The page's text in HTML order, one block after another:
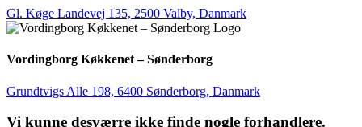
Gl. Køge Landevej 135, 2500 Valby, Danmark
Vordingborg Køkkenet – Sønderborg
Grundtvigs Alle 198, 6400 Sønderborg, Danmark
Vi kunne desværre ikke finde nogle forhandlere.